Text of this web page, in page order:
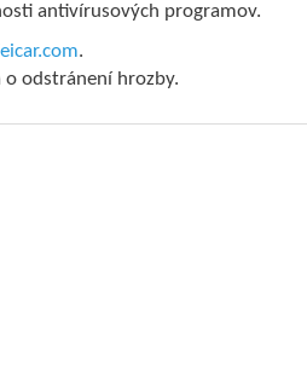
antivírusových programov.
.
o odstránení hrozby.